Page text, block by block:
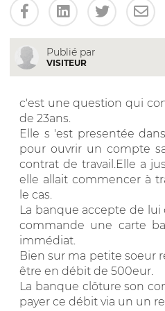
Publié par
VISITEUR
c'est une question qui
de 23ans.
Elle s 'est presentée
pour ouvrir un compte
contrat de travail.Elle a
elle allait commencer à
le cas.
La banque accepte de
commande une carte
immédiat.
Bien sur ma petite soeur
être en débit de 500eur.
La banque clôture son
payer ce débit via un un